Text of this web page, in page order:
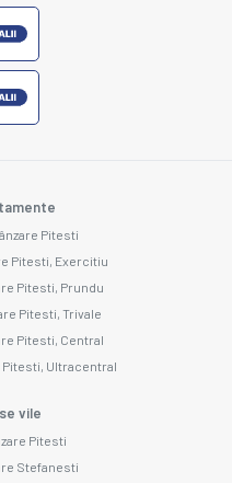
Pitesti
Pitesti, Exercitiu
Pitesti, Prundu
Pitesti, Trivale
Pitesti, Central
Pitesti, Ultracentral
vile
Pitesti
Stefanesti